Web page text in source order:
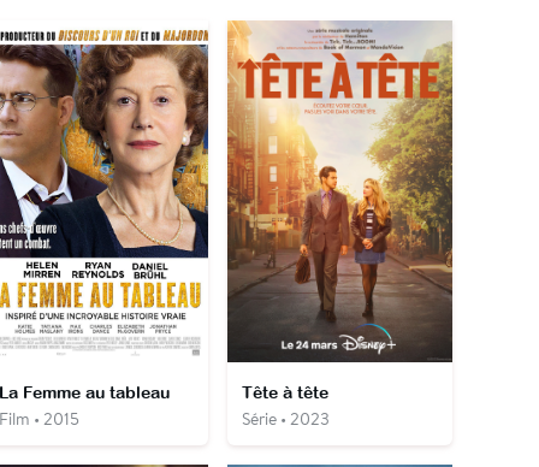
Femme au tableau
• 2015
Tête à tête
Série • 2023